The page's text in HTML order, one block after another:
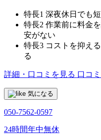
特長1 深夜休日でも
特長2 作業前に料金
安がない
特長3 コストを抑え
る
詳細・口コミを見る 口コ
気になる
050-7562-0597
24時間年中無休